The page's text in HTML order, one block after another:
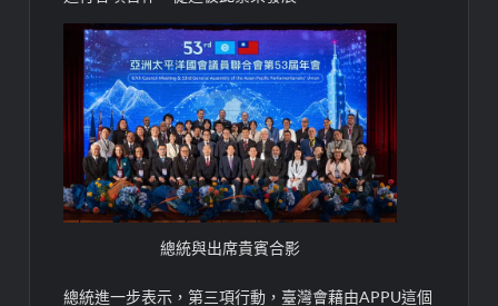
總統與出席貴賓合影
總統進一步表示，第三項行動，臺灣會藉由APPU這個